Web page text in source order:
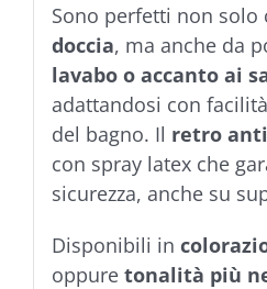
Sono perfetti non solo
doccia, ma anche da
lavabo o accanto ai
adattandosi con
del bagno. Il retro
con spray latex che
sicurezza, anche su
Disponibili in
oppure tonalità più